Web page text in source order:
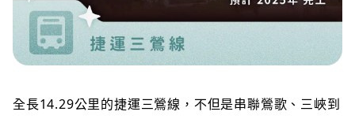
全長14.29公里的捷運三鶯線，不但是串聯鶯歌、三峽到